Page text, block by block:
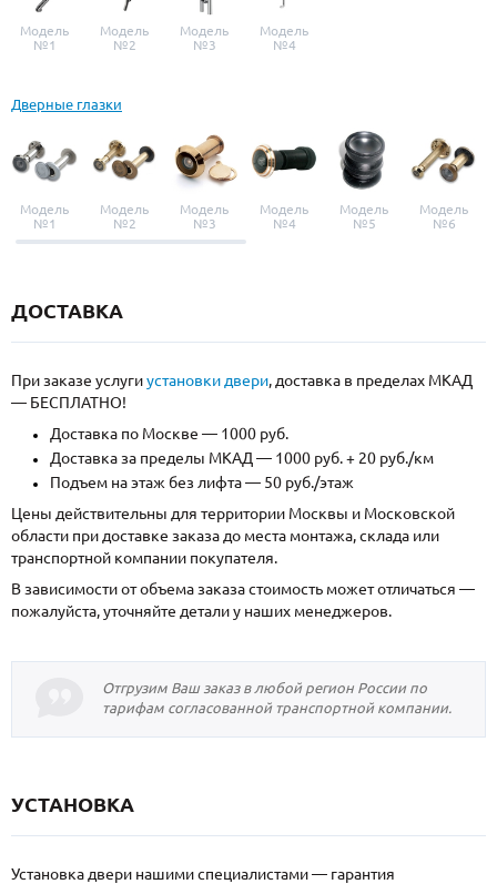
Модель
№1
Модель
№2
Модель
№3
Модель
№4
Дверные глазки
Модель
№1
Модель
№2
Модель
№3
Модель
№4
Модель
№5
Модель
№6
ДОСТАВКА
При заказе услугиустановки двери, доставка в пределах МКАД
— БЕСПЛАТНО!
Доставка по Москве — 1000 руб.
Доставка за пределы МКАД — 1000 руб. + 20 руб./км
Подъем на этаж без лифта — 50 руб./этаж
Цены действительны для территории Москвы и Московской
области при доставке заказа до места монтажа, склада или
транспортной компании покупателя.
В зависимости от объема заказа стоимость может отличаться —
пожалуйста, уточняйте детали у наших менеджеров.
Отгрузим Ваш заказ в любой регион России по
тарифам согласованной транспортной компании.
УСТАНОВКА
Установка двери нашими специалистами — гарантия